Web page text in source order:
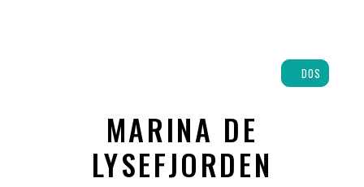
DOS
MARINA DE
LYSEFJORDEN